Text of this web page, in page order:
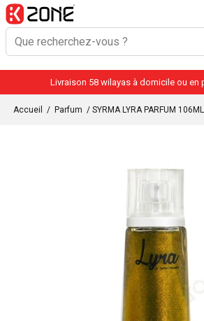
Livraison 58 wilayas à domicile ou en
Accueil / Parfum / SYRMA LYRA PARFUM 106ML